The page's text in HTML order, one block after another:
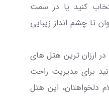
کنید یا در سمت
تا چشم انداز زیبایی
در ارزان ترین هتل های
برای مدیریت راحت
دلخواهتان، این هتل